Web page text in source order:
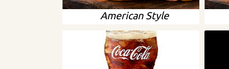
American Style